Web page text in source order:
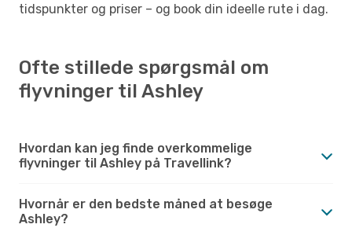
tidspunkter og priser – og book din ideelle rute i dag.
Ofte stillede spørgsmål om
flyvninger til Ashley
Hvordan kan jeg finde overkommelige
flyvninger til Ashley på Travellink?
Hvornår er den bedste måned at besøge
Ashley?